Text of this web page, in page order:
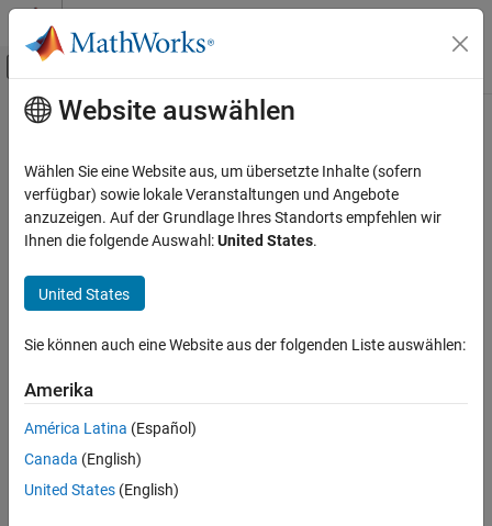
Weiter zum Inhalt
Umschaltung für Off-Canvas-
Startseite der Dokumentation
Hauptinhalt
How useful was this information?
Website auswählen
Wählen Sie eine Website aus, um übersetzte Inhalte (sofern
verfügbar) sowie lokale Veranstaltungen und Angebote
anzuzeigen. Auf der Grundlage Ihres Standorts empfehlen wir
Ihnen die folgende Auswahl:United States.
United States
Sie können auch eine Website aus der folgenden Liste auswählen:
Amerika
América Latina (Español)
Canada (English)
United States (English)